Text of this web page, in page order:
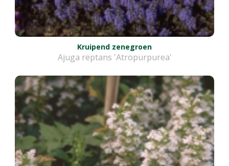
Kruipend zenegroen
Ajuga reptans 'Atropurpurea'